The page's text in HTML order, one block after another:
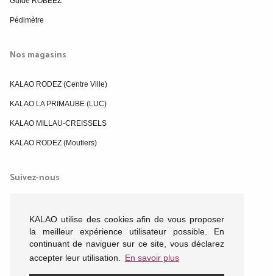
KALAO utilise des cookies afin de vous proposer
la meilleur expérience utilisateur possible. En
continuant de naviguer sur ce site, vous déclarez
accepter leur utilisation.
En savoir plus
Pédimètre
Nos magasins
KALAO RODEZ (Centre Ville)
KALAO LA PRIMAUBE (LUC)
KALAO MILLAU-CREISSELS
KALAO RODEZ (Moutiers)
Suivez-nous